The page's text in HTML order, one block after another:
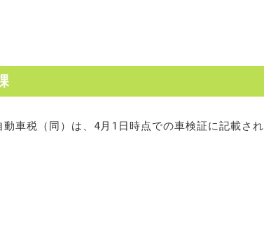
車税（同）は、4月1日時点での車検証に記載され